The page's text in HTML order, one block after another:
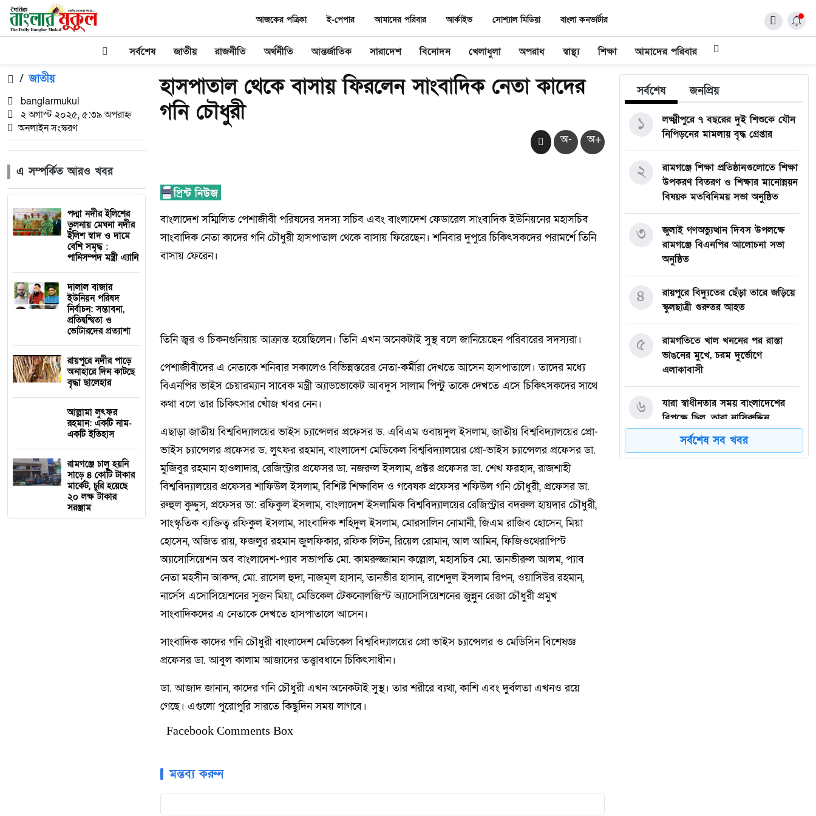
আজকের পত্রিকা ই-পেপার আমাদের পরিবার আর্কাইভ সোশ্যাল মিডিয়া বাংলা কনভার্টার
সর্বশেষ জাতীয় রাজনীতি অর্থনীতি আন্তর্জাতিক সারাদেশ বিনোদন খেলাধুলা অপরাধ স্বাস্থ্য শিক্ষা আমাদের পরিবার
/ জাতীয়
banglarmukul
২ অগাস্ট ২০২৫, ৫:৩৯ অপরাহ্ন
অনলাইন সংস্করণ
এ সম্পর্কিত আরও খবর
পদ্মা নদীর ইলিশের
তুলনায় মেঘনা নদীর
ইলিশ স্বাদ ও দামে
বেশি সমৃদ্ধ :
পানিসম্পদ মন্ত্রী এ্যানি
দালাল বাজার
ইউনিয়ন পরিষদ
নির্বাচন: সম্ভাবনা,
প্রতিদ্বন্দ্বিতা ও
ভোটারদের প্রত্যাশা
রায়পুরে নদীর পাড়ে
অনাহারে দিন কাটছে
বৃদ্ধা ছালেহার
আল্লামা লুৎফর
রহমান: একটি নাম-
একটি ইতিহাস
রামগঞ্জে চালু হয়নি
সাড়ে ৪ কোটি টাকার
মার্কেট, চুরি হয়েছে
২০ লক্ষ টাকার
সরঞ্জাম
হাসপাতাল থেকে বাসায় ফিরলেন সাংবাদিক নেতা কাদের
গনি চৌধুরী
অ- অ+
বাংলাদেশ সম্মিলিত পেশাজীবী পরিষদের সদস্য সচিব এবং বাংলাদেশ ফেডারেল সাংবাদিক ইউনিয়নের মহাসচিব
সাংবাদিক নেতা কাদের গনি চৌধুরী হাসপাতাল থেকে বাসায় ফিরেছেন। শনিবার দুপুরে চিকিৎসকদের পরামর্শে তিনি
বাসায় ফেরেন।
তিনি জ্বর ও চিকনগুনিয়ায় আক্রান্ত হয়েছিলেন। তিনি এখন অনেকটাই সুস্থ বলে জানিয়েছেন পরিবারের সদস্যরা।
পেশাজীবীদের এ নেতাকে শনিবার সকালেও বিভিন্নস্তরের নেতা-কর্মীরা দেখতে আসেন হাসপাতালে। তাদের মধ্যে
বিএনপির ভাইস চেয়ারম্যান সাবেক মন্ত্রী অ্যাডভোকেট আবদুস সালাম পিন্টু তাকে দেখতে এসে চিকিৎসকদের সাথে
কথা বলে তার চিকিৎসার খোঁজ খবর নেন।
এছাড়া জাতীয় বিশ্ববিদ্যালয়ের ভাইস চ্যান্সেলর প্রফেসর ড. এবিএম ওবায়দুল ইসলাম, জাতীয় বিশ্ববিদ্যালয়ের প্রো-
ভাইস চ্যান্সেলর প্রফেসর ড. লুৎফর রহমান, বাংলাদেশ মেডিকেল বিশ্ববিদ্যালয়ের প্রো-ভাইস চ্যান্সেলর প্রফেসর ডা.
মুজিবুর রহমান হাওলাদার, রেজিস্ট্রার প্রফেসর ডা. নজরুল ইসলাম, প্রক্টর প্রফেসর ডা. শেখ ফরহাদ, রাজশাহী
বিশ্ববিদ্যালয়ের প্রফেসর শাফিউল ইসলাম, বিশিষ্ট শিক্ষাবিদ ও গবেষক প্রফেসর শফিউল গনি চৌধুরী, প্রফেসর ডা.
রুহুল কুদ্দুস, প্রফেসর ডা: রফিকুল ইসলাম, বাংলাদেশ ইসলামিক বিশ্ববিদ্যালয়ের রেজিস্ট্রার বদরুল হায়দার চৌধুরী,
সাংস্কৃতিক ব্যক্তিত্ব রফিকুল ইসলাম, সাংবাদিক শহিদুল ইসলাম, মোরসালিন নোমানী, জিএম রাজিব হোসেন, মিয়া
হোসেন, অজিত রায়, ফজলুর রহমান জুলফিকার, রফিক লিটন, রিয়েল রোমান, আল আমিন, ফিজিওথেরাপিস্ট
অ্যাসোসিয়েশন অব বাংলাদেশ-প্যাব সভাপতি মো. কামরুজ্জামান কল্লোল, মহাসচিব মো. তানভীরুল আলম, প্যাব
নেতা মহসীন আকন্দ, মো. রাসেল হুদা, নাজমূল হাসান, তানভীর হাসান, রাশেদুল ইসলাম রিপন, ওয়াসিউর রহমান,
নার্সেস এসোসিয়েশনের সুজন মিয়া, মেডিকেল টেকনোলজিস্ট অ্যাসোসিয়েশনের জুন্নুন রেজা চৌধুরী প্রমুখ
সাংবাদিকদের এ নেতাকে দেখতে হাসপাতালে আসেন।
সাংবাদিক কাদের গনি চৌধুরী বাংলাদেশ মেডিকেল বিশ্ববিদ্যালয়ের প্রো ভাইস চ্যান্সেলর ও মেডিসিন বিশেষজ্ঞ
প্রফেসর ডা. আবুল কালাম আজাদের তত্ত্বাবধানে চিকিৎসাধীন।
ডা. আজাদ জানান, কাদের গনি চৌধুরী এখন অনেকটাই সুস্থ। তার শরীরে ব্যথা, কাশি এবং দুর্বলতা এখনও রয়ে
গেছে। এগুলো পুরোপুরি সারতে কিছুদিন সময় লাগবে।
Facebook Comments Box
মন্তব্য করুন
সর্বশেষ জনপ্রিয়
লক্ষ্মীপুরে ৭ বছরের দুই শিশুকে যৌন
নিপিড়নের মামলায় বৃদ্ধ গ্রেপ্তার
১
রামগঞ্জে শিক্ষা প্রতিষ্ঠানগুলোতে শিক্ষা
উপকরণ বিতরণ ও শিক্ষার মানোন্নয়ন
বিষয়ক মতবিনিময় সভা অনুষ্ঠিত
২
জুলাই গণঅভ্যুত্থান দিবস উপলক্ষে
রামগঞ্জে বিএনপির আলোচনা সভা
অনুষ্ঠিত
৩
রায়পুরে বিদ্যুতের ছেঁড়া তারে জড়িয়ে
স্কুলছাত্রী গুরুতর আহত
৪
রামগতিতে খাল খননের পর রাস্তা
ভাঙনের মুখে, চরম দুর্ভোগে
এলাকাবাসী
৫
যারা স্বাধীনতার সময় বাংলাদেশের
বিপক্ষে ছিল, তারা নাসিরুদ্দিন
পাটওয়ারীদের মতো বেয়াদবদের সৃষ্টি
করেছে: পানিসম্পদমন্ত্রী
৬
সর্বশেষ সব খবর